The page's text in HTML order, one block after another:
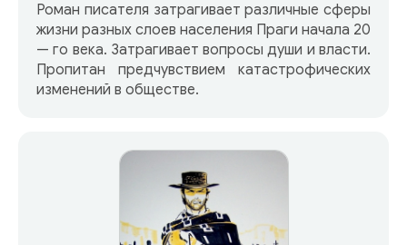
Роман писателя затрагивает различные сферы
жизни разных слоев населения Праги начала 20
— го века. Затрагивает вопросы души и власти.
Пропитан предчувствием катастрофических
изменений в обществе.